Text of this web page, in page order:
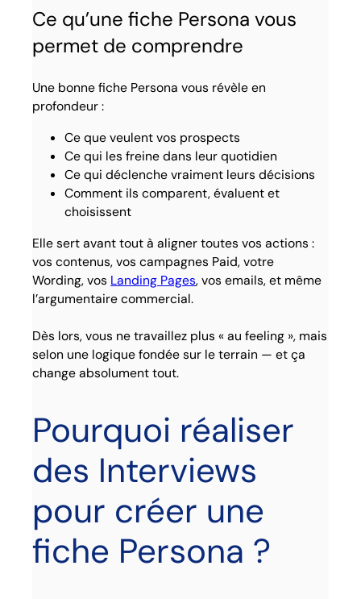
Ce qu’une fiche Persona vous
permet de comprendre
Une bonne fiche Persona vous révèle en
profondeur :
Ce que veulent vos prospects
Ce qui les freine dans leur quotidien
Ce qui déclenche vraiment leurs décisions
Comment ils comparent, évaluent et
choisissent
Elle sert avant tout à aligner toutes vos actions :
vos contenus, vos campagnes Paid, votre
Wording, vos Landing Pages, vos emails, et même
l’argumentaire commercial.
Dès lors, vous ne travaillez plus « au feeling », mais
selon une logique fondée sur le terrain — et ça
change absolument tout.
Pourquoi réaliser
des Interviews
pour créer une
fiche Persona ?